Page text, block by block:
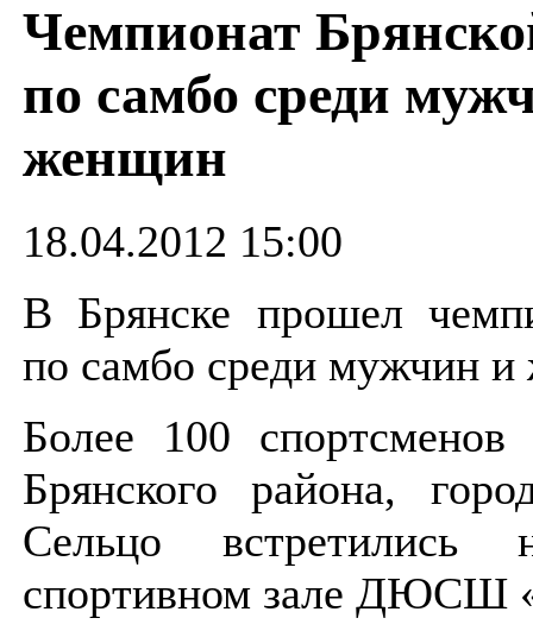
Чемпионат
по самбо среди
женщин
18.04.2012 15:00
В Брянске прошел
по самбо среди мужчин
Более 100
Брянского района,
Сельцо
спортивном зале ДЮСШ